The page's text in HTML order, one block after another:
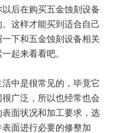
后在购买五金蚀刻设备
这样才能买到适合自己
下和五金蚀刻设备相关
起来看看吧。
中是很常见的，毕竟它
广泛，所以也经常也会
面状况和加工要求，选
面进行必要的修整加